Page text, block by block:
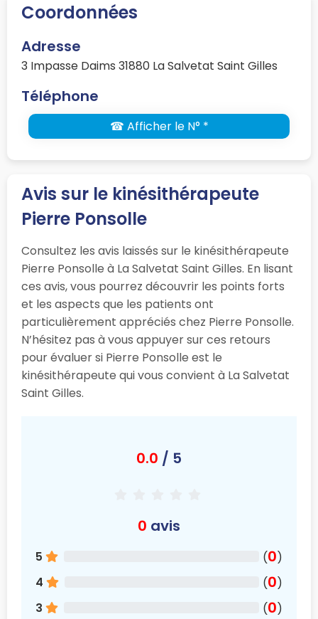
Coordonnées
Adresse
3 Impasse Daims 31880 La Salvetat Saint Gilles
Téléphone
☎ Afficher le N° *
Avis sur le kinésithérapeute
Pierre Ponsolle
Consultez les avis laissés sur le kinésithérapeute
Pierre Ponsolle à La Salvetat Saint Gilles. En lisant
ces avis, vous pourrez découvrir les points forts
et les aspects que les patients ont
particulièrement appréciés chez Pierre Ponsolle.
N’hésitez pas à vous appuyer sur ces retours
pour évaluer si Pierre Ponsolle est le
kinésithérapeute qui vous convient à La Salvetat
Saint Gilles.
0.0 / 5
0 avis
5 (0)
4
(0)
3
(0)